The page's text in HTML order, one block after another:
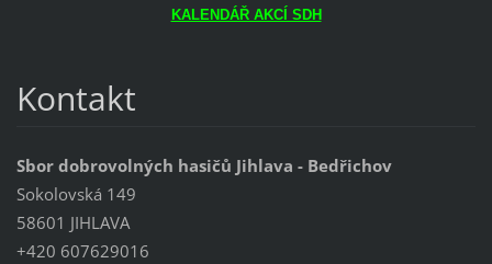
KALENDÁŘ AKCÍ SDH
Kontakt
Sbor dobrovolných hasičů Jihlava - Bedřichov
Sokolovská 149
58601 JIHLAVA
+420 607629016